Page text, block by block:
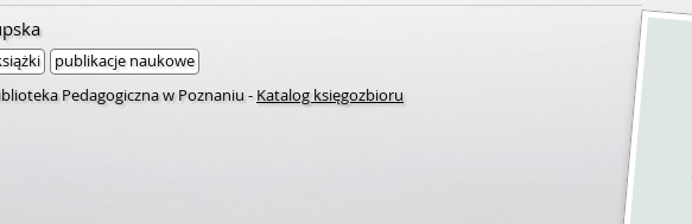
publikacje naukowe
Pedagogiczna w Poznaniu- Katalog księgozbioru